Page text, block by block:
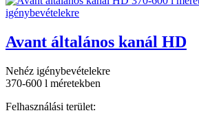
Avant általános kanál HD
Nehéz igénybevételekre
370-600 l méretekben
Felhasználási terület: